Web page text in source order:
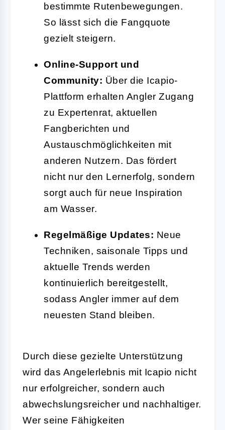
bestimmte Rutenbewegungen.
So lässt sich die Fangquote
gezielt steigern.
Online-Support und
Community: Über die Icapio-
Plattform erhalten Angler Zugang
zu Expertenrat, aktuellen
Fangberichten und
Austauschmöglichkeiten mit
anderen Nutzern. Das fördert
nicht nur den Lernerfolg, sondern
sorgt auch für neue Inspiration
am Wasser.
Regelmäßige Updates: Neue
Techniken, saisonale Tipps und
aktuelle Trends werden
kontinuierlich bereitgestellt,
sodass Angler immer auf dem
neuesten Stand bleiben.
Durch diese gezielte Unterstützung
wird das Angelerlebnis mit Icapio nicht
nur erfolgreicher, sondern auch
abwechslungsreicher und nachhaltiger.
Wer seine Fähigkeiten